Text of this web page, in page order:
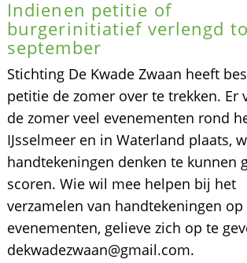
Indienen petitie of
burgerinitiatief verlengd
september
Stichting De Kwade Zwaan heeft
petitie de zomer over te trekken. Er
de zomer veel evenementen rond
IJsselmeer en in Waterland plaats,
handtekeningen denken te kunnen
scoren. Wie wil mee helpen bij het
verzamelen van handtekeningen op
evenementen, gelieve zich op te
dekwadezwaan@gmail.com.